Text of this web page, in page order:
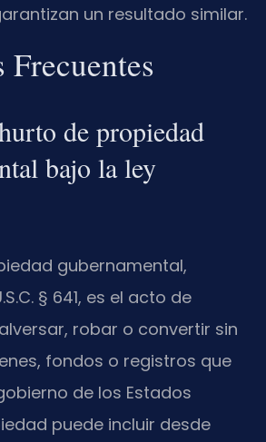
un resultado similar.
Frecuentes
de propiedad
bajo la ley
gubernamental,
§ 641, es el acto de
robar o convertir sin
fondos o registros que
de los Estados
puede incluir desde